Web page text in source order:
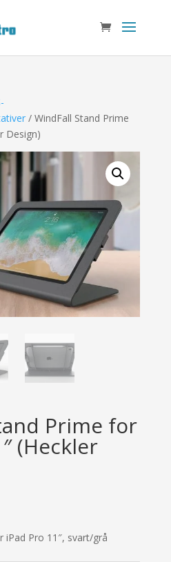
/ WindFall Stand Prime
Design)
Prime for
(Heckler
iPad Pro 11″, svart/grå